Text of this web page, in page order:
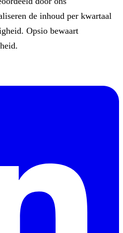
de inhoud per kwartaal
Opsio bewaart